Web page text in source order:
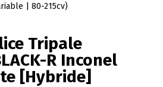
| 80-215cv)
Tripale
R Inconel
[Hybride]